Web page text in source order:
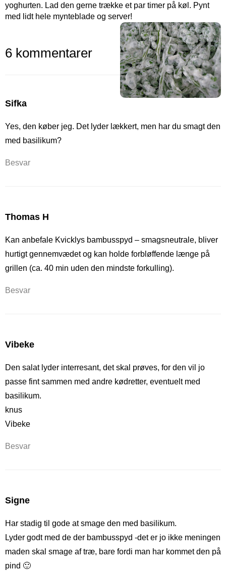
yoghurten. Lad den gerne trække et par timer på køl. Pynt
med lidt hele mynteblade og server!
6 kommentarer
Sifka
Yes, den køber jeg. Det lyder lækkert, men har du smagt den
med basilikum?
Besvar
Thomas H
Kan anbefale Kvicklys bambusspyd – smagsneutrale, bliver
hurtigt gennemvædet og kan holde forbløffende længe på
grillen (ca. 40 min uden den mindste forkulling).
Besvar
Vibeke
Den salat lyder interresant, det skal prøves, for den vil jo
passe fint sammen med andre kødretter, eventuelt med
basilikum.
knus
Vibeke
Besvar
Signe
Har stadig til gode at smage den med basilikum.
Lyder godt med de der bambusspyd -det er jo ikke meningen
maden skal smage af træ, bare fordi man har kommet den på
pind 🙂